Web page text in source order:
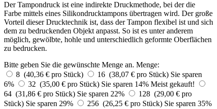
Der Tampondruck ist eine indirekte Druckmethode, bei der die
Farbe mittels eines Silikondrucktampons übertragen wird. Der große
Vorteil dieser Drucktechnik ist, dass der Tampon flexibel ist und sich
dem zu bedruckenden Objekt anpasst. So ist es unter anderem
möglich, gewölbte, hohle und unterschiedlich geformte Oberflächen
zu bedrucken.
Bitte geben Sie die gewünschte Menge an. Menge:
8 (40,36 € pro Stück)
16 (38,07 € pro Stück) Sie sparen
6%
32 (35,00 € pro Stück) Sie sparen 14% Meist gekauft!
64 (31,86 € pro Stück) Sie sparen 22%
128 (29,00 € pro
Stück) Sie sparen 29% 256 (26,25 € pro Stück) Sie sparen 35%